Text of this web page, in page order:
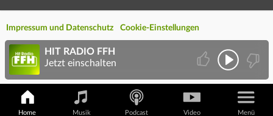
Impressum und Datenschutz Cookie-Einstellungen
Home Musik Podcast Video Menü
HIT RADIO FFH
Jetzt einschalten